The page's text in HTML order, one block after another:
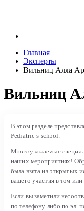
Главная
Эксперты
Вильниц Алла
Вильниц
В этом разделе
Pediatric`s school.
Многоуважаемые
наших мероприятиях!
была взята из открытых
вашего участия в том
Если вы заметили
по телефону либо по эл.